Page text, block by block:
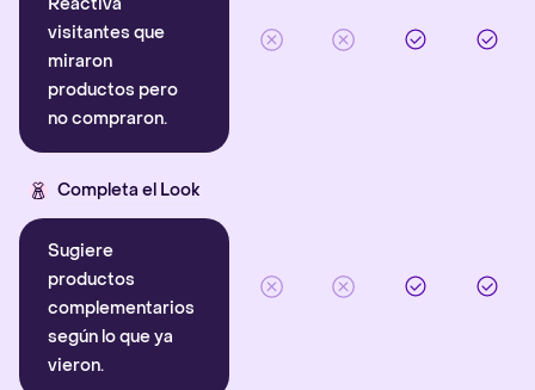
visitantes que
miraron
productos pero
no compraron.
Completa el Look
Sugiere
productos
complementarios
según lo que ya
vieron.